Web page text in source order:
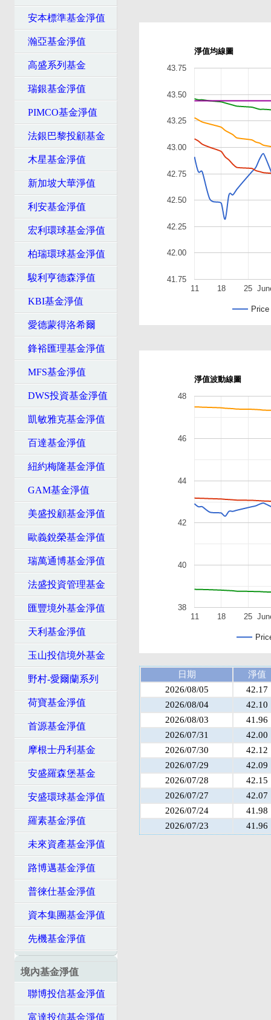
安本標準基金淨值
瀚亞基金淨值
高盛系列基金
瑞銀基金淨值
PIMCO基金淨值
法銀巴黎投顧基金
木星基金淨值
新加坡大華淨值
利安基金淨值
宏利環球基金淨值
柏瑞環球基金淨值
駿利亨德森淨值
KBI基金淨值
愛德蒙得洛希爾
鋒裕匯理基金淨值
MFS基金淨值
DWS投資基金淨值
凱敏雅克基金淨值
百達基金淨值
紐約梅隆基金淨值
GAM基金淨值
美盛投顧基金淨值
歐義銳榮基金淨值
瑞萬通博基金淨值
法盛投資管理基金
匯豐境外基金淨值
天利基金淨值
玉山投信境外基金
野村-愛爾蘭系列
荷寶基金淨值
首源基金淨值
摩根士丹利基金
安盛羅森堡基金
安盛環球基金淨值
羅素基金淨值
未來資產基金淨值
路博邁基金淨值
普徠仕基金淨值
資本集團基金淨值
先機基金淨值
境內基金淨值
聯博投信基金淨值
富達投信基金淨值
淨值均線圖
Price
11 18 25
41.75
42.00
42.25
42.50
42.75
43.00
43.25
43.50
43.75
淨值波動線圖
11 18 25
38
40
42
44
46
48
日期
淨值
2026/08/05
42.17
2026/08/04
42.10
2026/08/03
41.96
2026/07/31
42.00
2026/07/30
42.12
2026/07/29
42.09
2026/07/28
42.15
2026/07/27
42.07
2026/07/24
41.98
2026/07/23
41.96